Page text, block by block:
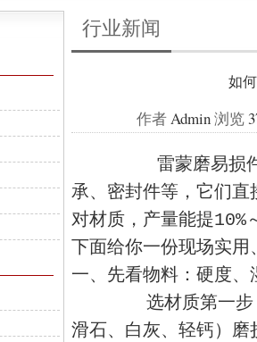
行业新闻
如
作者Admin浏览
雷蒙磨易损件主要
承、密封件等，它们
对材质，产量能提10%
下面给你一份现场实
一、先看物料：硬度、
选材质第一步，只
滑石、白灰、轻钙）